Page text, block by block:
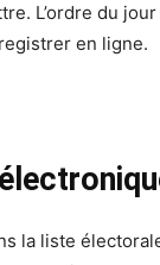
L’ordre du
en ligne.
la liste